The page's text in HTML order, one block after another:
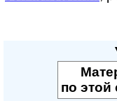
по этой